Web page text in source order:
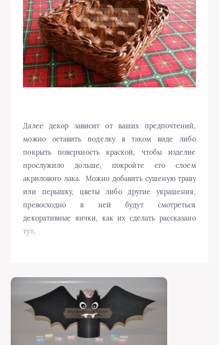
Далее декор зависит от ваших предпочтений,
можно оставить поделку в таком виде либо
покрыть поверхность краской, чтобы изделие
прослужило дольше, покройте его слоем
акрилового лака. Можно добавить сушеную траву
или перышку, цветы либо другие украшения,
превосходно в ней будут смотреться
декоративные яички, как их сделать рассказано
тут.